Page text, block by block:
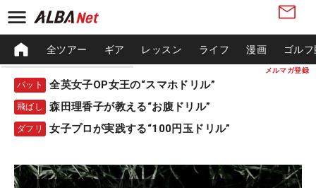
メルマガ登録
全ツアー ギア レッスン ライフ 漫画 ゴル
パット 全英女子OP女王の“スマホドリル”
飛ばし 森田理香子が教える“お腹ドリル”
ダフリ 女子プロが実践する“100円玉ドリル”